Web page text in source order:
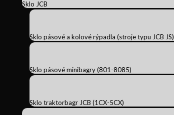
Sklo JCB
Sklo pásové a kolové rýpadla (stroje typu JCB JS)
Sklo pásové minibagry (801-8085)
Sklo traktorbagr JCB (1CX-5CX)